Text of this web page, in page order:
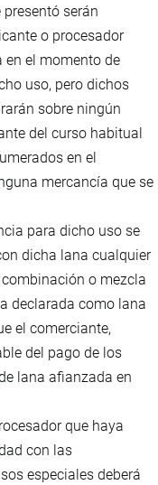
serán
o procesador
en el momento de
uso, pero dichos
sobre ningún
del curso habitual
en el
mercancía que se
para dicho uso se
dicha lana cualquier
o mezcla
declarada como lana
el comerciante,
del pago de los
lana afianzada en
que haya
con las
especiales deberá